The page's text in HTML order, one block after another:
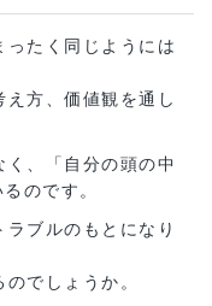
たく同じようには
方、価値観を通し
、「自分の頭の中
のです。
ブルのもとになり
でしょうか。